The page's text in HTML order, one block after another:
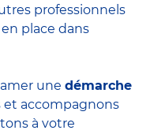
professionnels
place dans
une démarche
et accompagnons
à votre